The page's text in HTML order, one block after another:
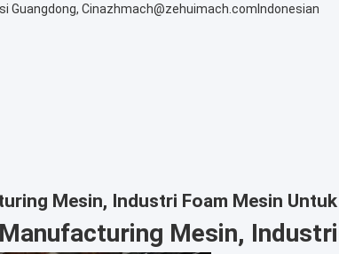
Guangdong, Cinazhmach@zehuimach.com Indonesian
Mesin, Industri Foam Mesin
Mesin,